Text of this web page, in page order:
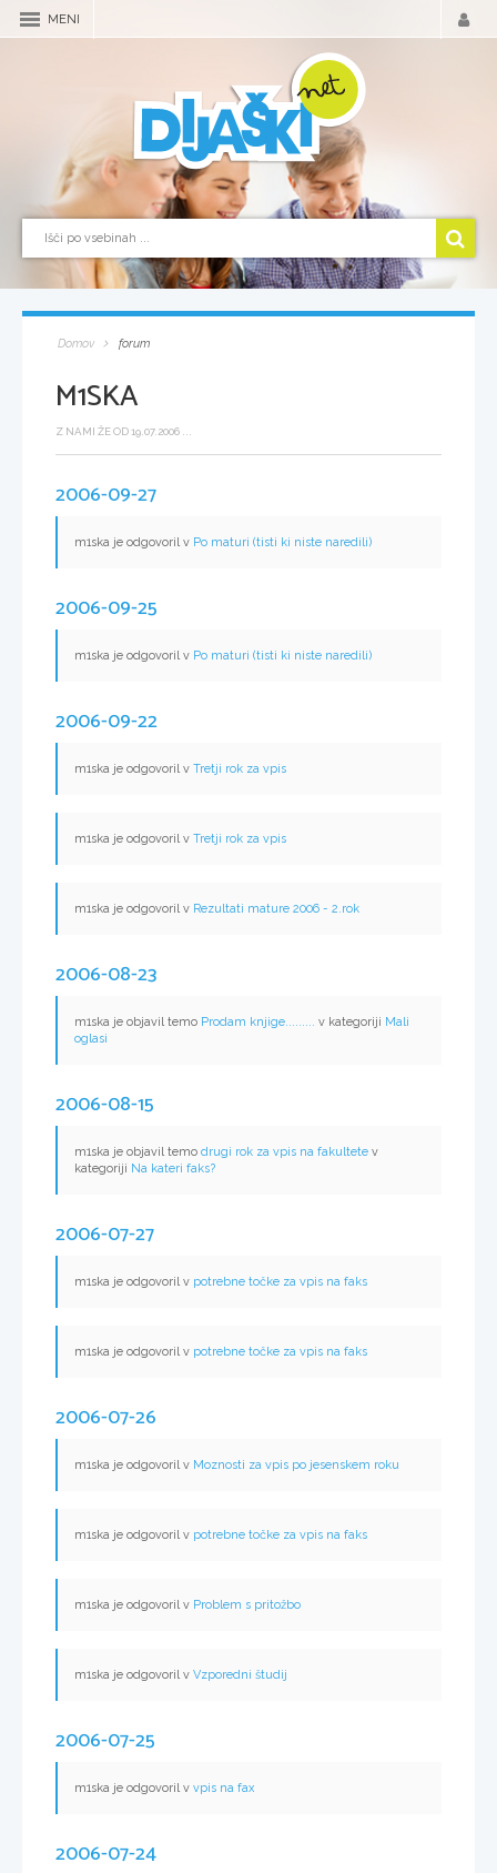
MENI
Domov forum
M1SKA
Z NAMI ŽE OD 19.07.2006 ...
2006-09-27
m1ska je odgovoril v Po maturi (tisti ki niste naredili)
2006-09-25
m1ska je odgovoril v Po maturi (tisti ki niste naredili)
2006-09-22
m1ska je odgovoril v Tretji rok za vpis
m1ska je odgovoril v Tretji rok za vpis
m1ska je odgovoril v Rezultati mature 2006 - 2.rok
2006-08-23
m1ska je objavil temo Prodam knjige......... v kategoriji Mali
oglasi
2006-08-15
m1ska je objavil temo drugi rok za vpis na fakultete v
kategoriji Na kateri faks?
2006-07-27
m1ska je odgovoril v potrebne točke za vpis na faks
m1ska je odgovoril v potrebne točke za vpis na faks
2006-07-26
m1ska je odgovoril v Moznosti za vpis po jesenskem roku
m1ska je odgovoril v potrebne točke za vpis na faks
m1ska je odgovoril v Problem s pritožbo
m1ska je odgovoril v Vzporedni študij
2006-07-25
m1ska je odgovoril v vpis na fax
2006-07-24